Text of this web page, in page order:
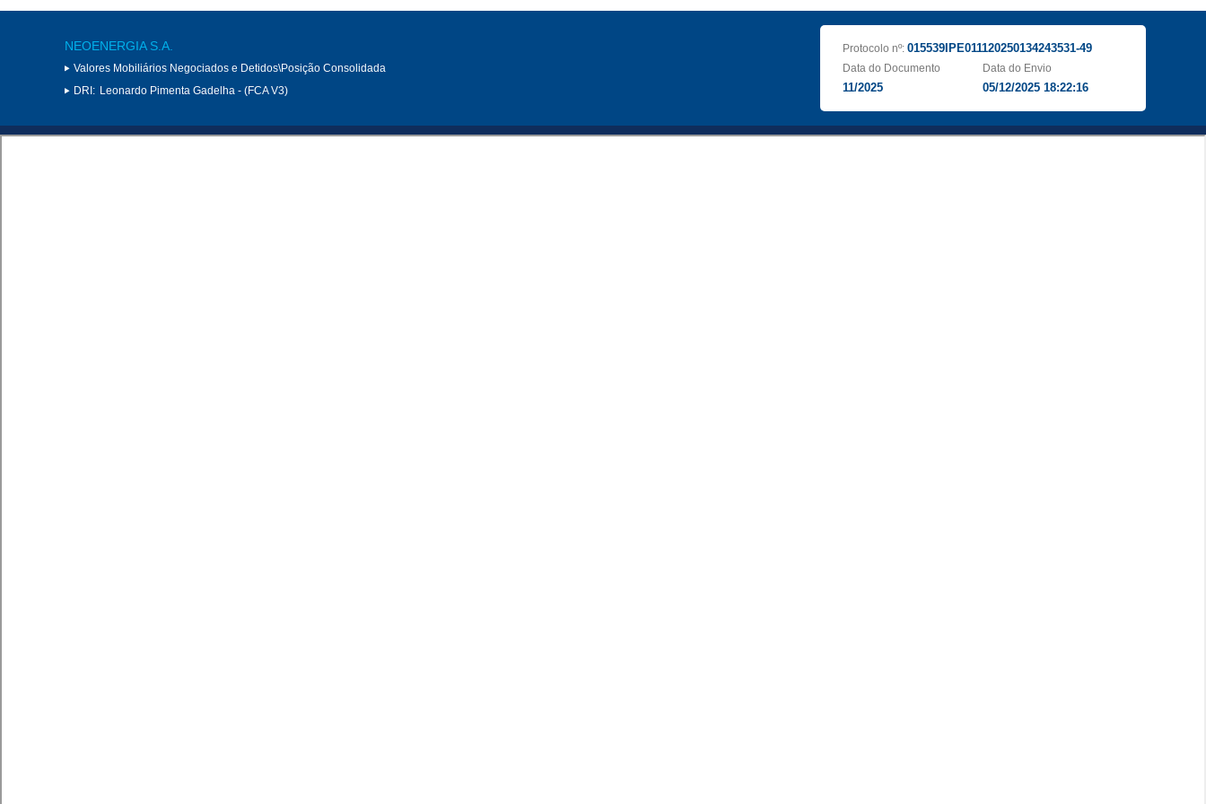
NEOENERGIA S.A.
Valores Mobiliários Negociados e Detidos\Posição Consolidada
DRI: Leonardo Pimenta Gadelha - (FCA V3)
Protocolo nº: 015539IPE011120250134243531-49
Data do Documento
11/2025
Data do Envio
05/12/2025 18:22:16